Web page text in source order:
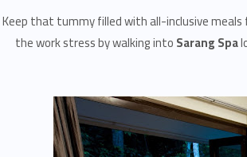
Keep that tummy filled with all-inclusive meals
the work stress by walking intoSarang Spa